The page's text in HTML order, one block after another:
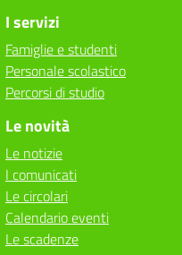
I servizi
Famiglie e studenti
Personale scolastico
Percorsi di studio
Le novità
Le notizie
I comunicati
Le circolari
Calendario eventi
Le scadenze